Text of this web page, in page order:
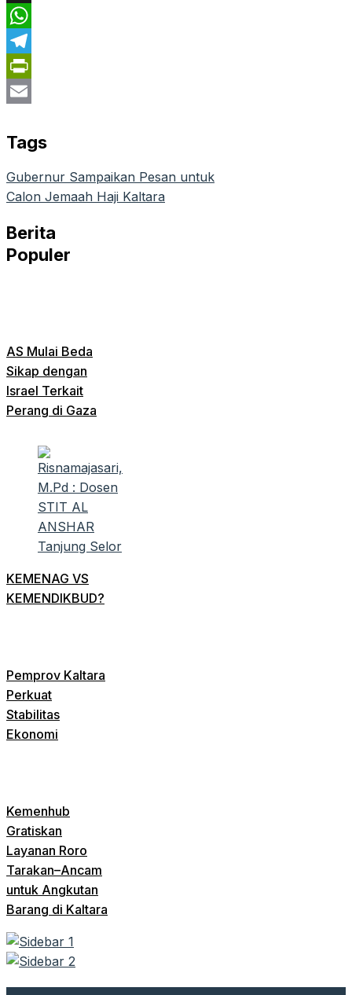
X
WhatsApp
Telegram
PrintFriendly
Tags
Gubernur Sampaikan Pesan untuk
Calon Jemaah Haji Kaltara
Berita
Populer
AS Mulai Beda
Sikap dengan
Israel Terkait
Perang di Gaza
KEMENAG VS
KEMENDIKBUD?
Pemprov Kaltara
Perkuat
Stabilitas
Ekonomi
Kemenhub
Gratiskan
Layanan Roro
Tarakan–Ancam
untuk Angkutan
Barang di Kaltara